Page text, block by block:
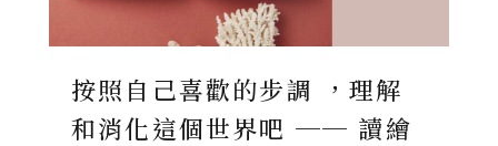
按照自己喜歡的步調 ，理解
和消化這個世界吧 ── 讀繪